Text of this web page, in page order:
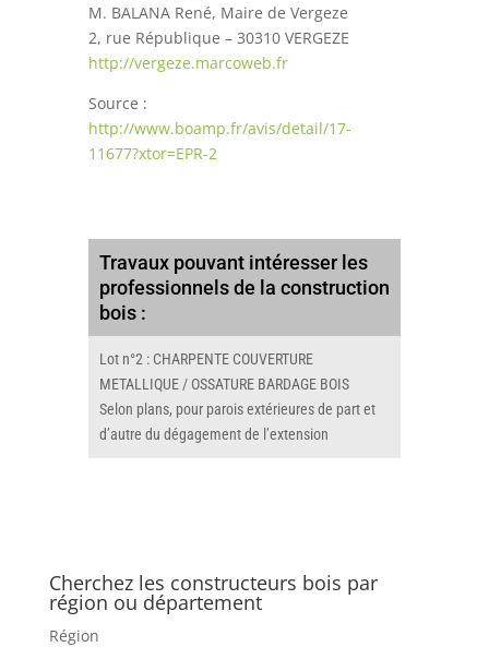
M. BALANA René, Maire de Vergeze
2, rue République – 30310 VERGEZE
http://vergeze.marcoweb.fr
Source :
http://www.boamp.fr/avis/detail/17-
11677?xtor=EPR-2
Travaux pouvant intéresser les
professionnels de la construction
bois :
Lot n°2 : CHARPENTE COUVERTURE
METALLIQUE / OSSATURE BARDAGE BOIS
Selon plans, pour parois extérieures de part et
d’autre du dégagement de l’extension
Cherchez les constructeurs bois par
région ou département
Région